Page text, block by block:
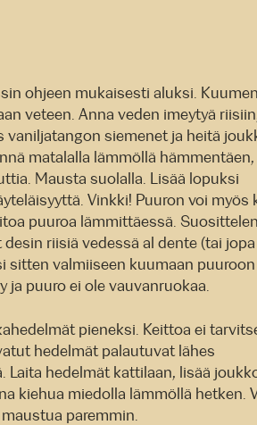
ohjeen mukaisesti aluksi.
veteen. Anna veden imeytyä
vaniljatangon siemenet ja heitä
matalalla lämmöllä hämmentäen,
Mausta suolalla. Lisää lopuksi
Vinkki! Puuron voi myös
puuroa lämmittäessä. Suosittelen
riisiä vedessä al dente (tai
sitten valmiiseen kuumaan puuroon
ja puuro ei ole vauvanruokaa.
pieneksi. Keittoa ei
hedelmät palautuvat lähes
Laita hedelmät kattilaan, lisää
kiehua miedolla lämmöllä hetken.
paremmin.